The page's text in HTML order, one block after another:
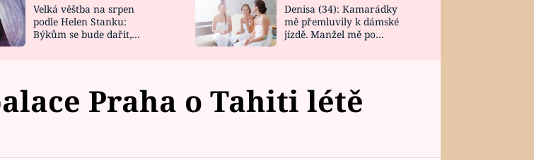
DESIGN
Velká věštba na srpen
podle Helen Stanku:
Býkům se bude dařit,
Denisa (34): Kamarádky
mě přemluvily k dámské
jízdě. Manžel mě po
Praha o Tahiti létě